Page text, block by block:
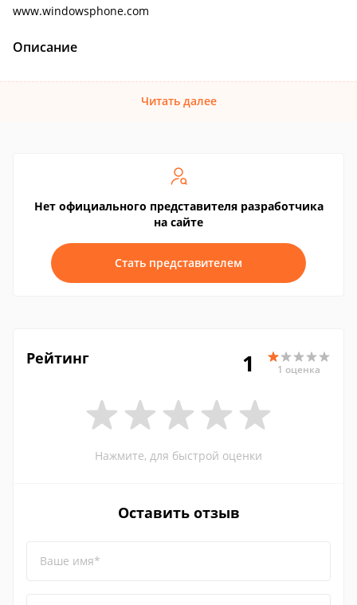
www.windowsphone.com
Описание
Читать далее
Нет официального представителя разработчика
на сайте
Стать представителем
Рейтинг 1 1 оценка
Нажмите, для быстрой оценки
Оставить отзыв
Ваше имя*